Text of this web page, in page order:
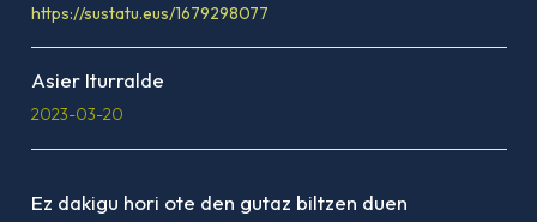
https://sustatu.eus/1679298077
Asier Iturralde
2023-03-20
Ez dakigu hori ote den gutaz biltzen duen